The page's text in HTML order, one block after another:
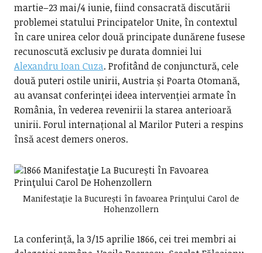
martie–23 mai/4 iunie, fiind consacrată discutării
problemei statului Principatelor Unite, în contextul
în care unirea celor două principate dunărene fusese
recunoscută exclusiv pe durata domniei lui
Alexandru Ioan Cuza. Profitând de conjunctură, cele
două puteri ostile unirii, Austria și Poarta Otomană,
au avansat conferinței ideea intervenției armate în
România, în vederea revenirii la starea anterioară
unirii. Forul internațional al Marilor Puteri a respins
însă acest demers oneros.
Manifestaţie la București în favoarea Prinţului Carol de
Hohenzollern
La conferință, la 3/15 aprilie 1866, cei trei membri ai